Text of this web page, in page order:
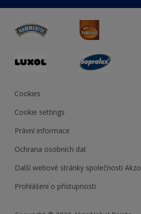
duluxprodejnabarev.cz
duluxpredajnafarieb.sk
Cookies
Cookie settings
Právní informace
Ochrana osobních dat
Další webové stránky společnosti
Prohlášení o přístupnosti